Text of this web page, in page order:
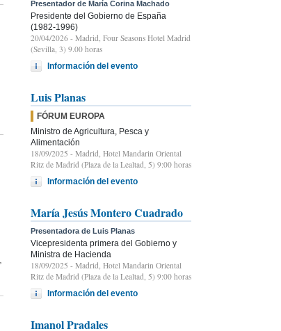
Presentador de María Corina Machado
Presidente del Gobierno de España
(1982-1996)
20/04/2026 - Madrid, Four Seasons Hotel Madrid
(Sevilla, 3) 9.00 horas
Información del evento
Luis Planas
FÓRUM EUROPA
Ministro de Agricultura, Pesca y
Alimentación
18/09/2025 - Madrid, Hotel Mandarin Oriental
Ritz de Madrid (Plaza de la Lealtad, 5) 9:00 horas
Información del evento
María Jesús Montero Cuadrado
Presentadora de Luis Planas
Vicepresidenta primera del Gobierno y
Ministra de Hacienda
18/09/2025 - Madrid, Hotel Mandarin Oriental
Ritz de Madrid (Plaza de la Lealtad, 5) 9:00 horas
Información del evento
Imanol Pradales